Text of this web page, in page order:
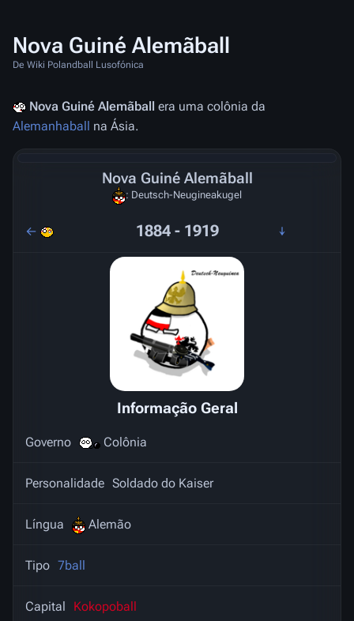
Nova Guiné Alemãball
De Wiki Polandball Lusofónica
Nova Guiné Alemãball era uma colônia da
Alemanhaball na Ásia.
Nova Guiné Alemãball
: Deutsch-Neugineakugel
← ↓
1884 - 1919
Informação Geral
Governo Colônia
Personalidade Soldado do Kaiser
Língua Alemão
Tipo 7ball
Capital Kokopoball